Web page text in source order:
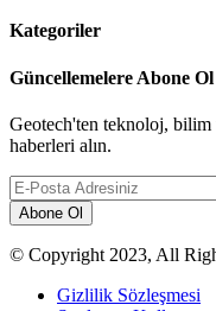
Kategoriler
Güncellemelere Abone Ol
Geotech'ten teknoloj, bilim
haberleri alın.
© Copyright 2023, All
Gizlilik Sözleşmesi